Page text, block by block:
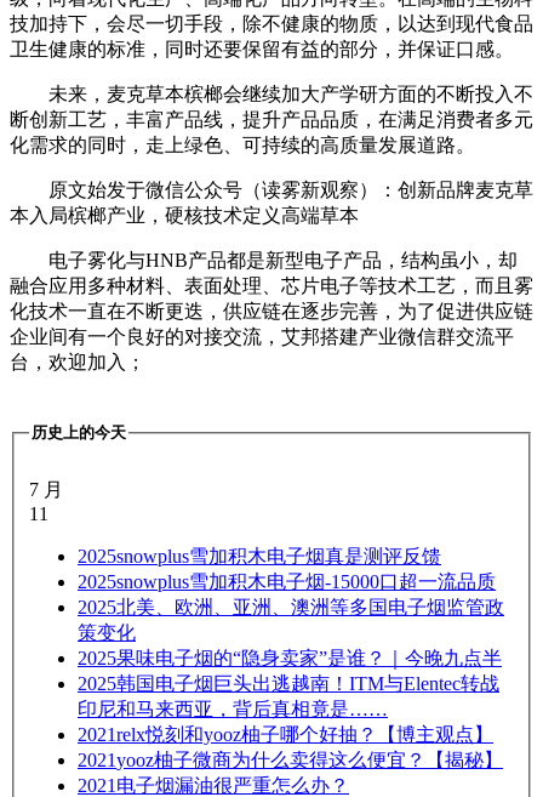
技加持下，会尽一切手段，除不健康的物质，以达到现代食品
卫生健康的标准，同时还要保留有益的部分，并保证口感。
未来，麦克草本槟榔会继续加大产学研方面的不断投入不
断创新工艺，丰富产品线，提升产品品质，在满足消费者多元
化需求的同时，走上绿色、可持续的高质量发展道路。
原文始发于微信公众号（读雾新观察）：创新品牌麦克草
本入局槟榔产业，硬核技术定义高端草本
电子雾化与HNB产品都是新型电子产品，结构虽小，却
融合应用多种材料、表面处理、芯片电子等技术工艺，而且雾
化技术一直在不断更迭，供应链在逐步完善，为了促进供应链
企业间有一个良好的对接交流，艾邦搭建产业微信群交流平
台，欢迎加入；
历史上的今天
7 月
11
2025snowplus雪加积木电子烟真是测评反馈
2025snowplus雪加积木电子烟-15000口超一流品质
2025北美、欧洲、亚洲、澳洲等多国电子烟监管政
策变化
2025果味电子烟的“隐身卖家”是谁？｜今晚九点半
2025韩国电子烟巨头出逃越南！ITM与Elentec转战
印尼和马来西亚，背后真相竟是……
2021relx悦刻和yooz柚子哪个好抽？【博主观点】
2021yooz柚子微商为什么卖得这么便宜？【揭秘】
2021 电子烟漏油很严重怎么办？